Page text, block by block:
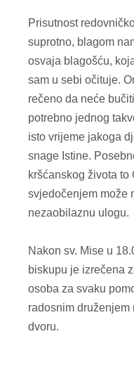
Prisutnost
suprotno, blagom
osvaja blagošću,
sam u sebi očituje.
rečeno da neće
potrebno jednog
isto vrijeme jakoga
snage Istine.
kršćanskog života to
svjedočenjem može
nezaobilaznu ulogu.
Nakon sv. Mise u
biskupu je izrečena
osoba za svaku
radosnim
dvoru.